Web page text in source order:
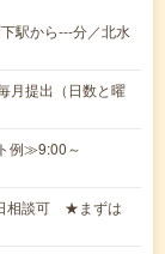
駅から---分／北水
月提出（日数と曜
例≫9:00～
日相談可 ★まずは